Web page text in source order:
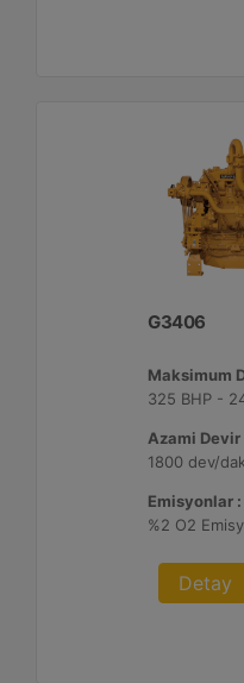
G3406
Maksimum
325 BHP -
Azami Devir
1800 dev/
Emisyonlar :
Detay